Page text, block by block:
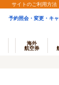
サイトのご利用方法
予約照会・変更・キ
海外
航空券